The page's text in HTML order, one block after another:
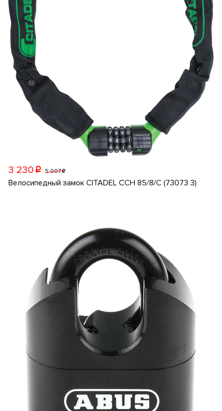
3 230 p 5 007p
Велосипедный замок CITADEL CCH 85/8/C (73073 3)